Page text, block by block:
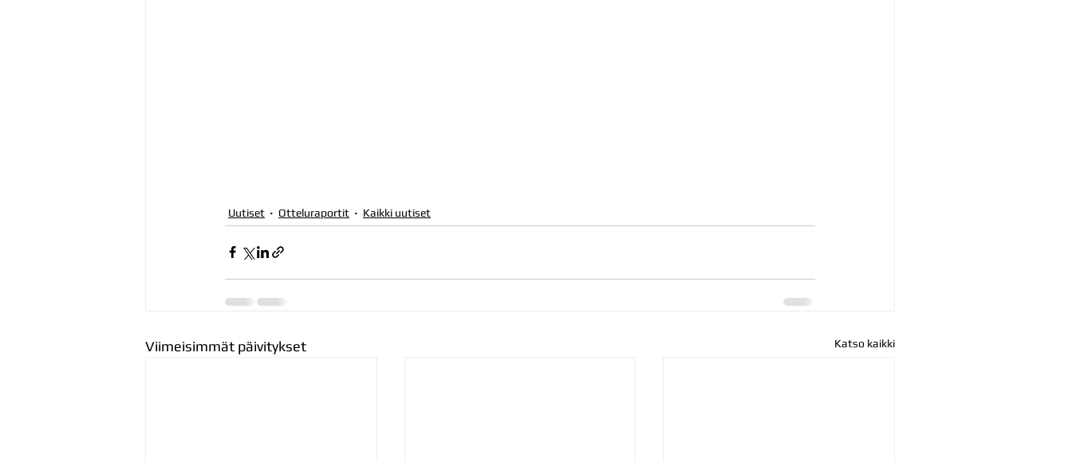
Uutiset Otteluraportit Kaikki uutiset
Viimeisimmät päivitykset Katso kaikki